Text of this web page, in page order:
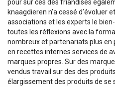
pour sur ces des friandises
knaagdieren n’a cessé d’évoluer
associations et les experts le
toutes les réflexions avec la
nombreux et partenariats plus en
en recettes internes services de
marques propres. Sur des
vendus travail sur des des
élargissement des produits de se